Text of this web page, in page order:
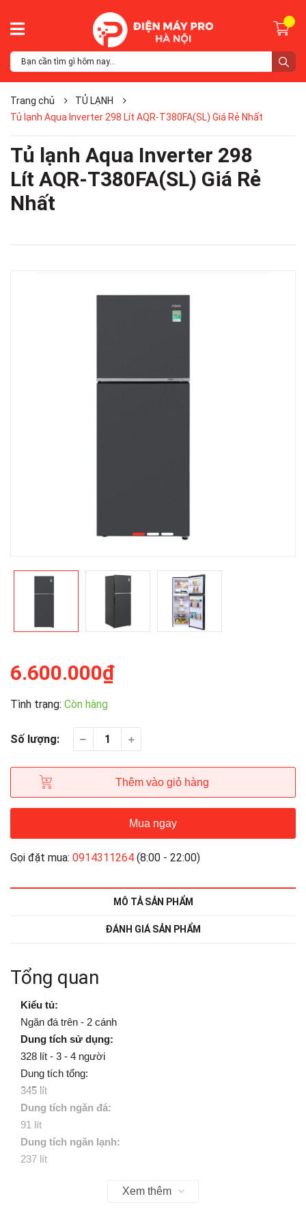
Trang chủ
TỦ LẠNH
Tủ lạnh Aqua Inverter 298 Lít AQR-T380FA(SL) Giá Rẻ Nhất
Tủ lạnh Aqua Inverter 298
Lít AQR-T380FA(SL) Giá Rẻ
Nhất
6.600.000₫
Tình trạng: Còn hàng
Số lượng:
Thêm vào giỏ hàng
Mua ngay
Gọi đặt mua: 0914311264 (8:00 - 22:00)
MÔ TẢ SẢN PHẨM
ĐÁNH GIÁ SẢN PHẨM
Tổng quan
Kiểu tủ:
Ngăn đá trên - 2 cánh
Dung tích sử dụng:
328 lít - 3 - 4 người
Dung tích tổng:
345 lít
Dung tích ngăn đá:
91 lít
Dung tích ngăn lạnh:
237 lít
Xem thêm